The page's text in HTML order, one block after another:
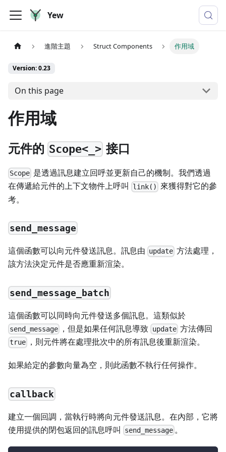
Yew
進階主題 Struct Components 作用域
Version: 0.23
On this page
作用域
元件的 Scope<_> 接口
Scope 是透過訊息建立回呼並更新自己的機制。我們透過
在傳遞給元件的上下文物件上呼叫
link() 來獲得對它的參
考。
send_message
這個函數可以向元件發送訊息。訊息由 update 方法處理，
該方法決定元件是否應重新渲染。
send_message_batch
這個函數可以同時向元件發送多個訊息。這類似於
send_message ，但是如果任何訊息導致 update方法傳回
true ，則元件將在處理批次中的所有訊息後重新渲染。
如果給定的參數向量為空，則此函數不執行任何操作。
callback
建立一個回調，當執行時將向元件發送訊息。在內部，它將
使用提供的閉包返回的訊息呼叫
send_message 。